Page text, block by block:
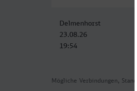
Mögliche Verbindungen,
Delmenhorst
23.08.26
19:54